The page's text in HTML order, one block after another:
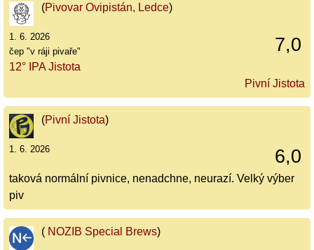
(Pivovar Ovipistán, Ledce)
7,0
1. 6. 2026
čep "v ráji pivaře"
12° IPA Jistota
Pivní Jistota
(Pivní Jistota)
6,0
1. 6. 2026
taková normální pivnice, nenadchne, neurazí. Velký výber
piv
( NOZIB Special Brews)